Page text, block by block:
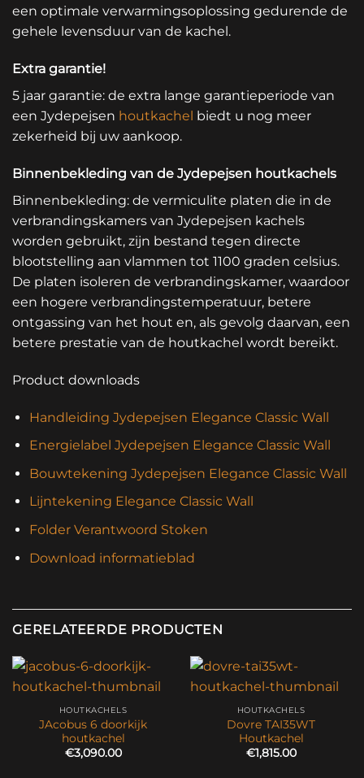
een optimale verwarmingsoplossing gedurende de
gehele levensduur van de kachel.
Extra garantie!
5 jaar garantie: de extra lange garantieperiode van
een Jydepejsen houtkachel biedt u nog meer
zekerheid bij uw aankoop.
Binnenbekleding van de Jydepejsen houtkachels
Binnenbekleding: de vermiculite platen die in de
verbrandingskamers van Jydepejsen kachels
worden gebruikt, zijn bestand tegen directe
blootstelling aan vlammen tot 1100 graden celsius.
De platen isoleren de verbrandingskamer, waardoor
een hogere verbrandingstemperatuur, betere
ontgassing van het hout en, als gevolg daarvan, een
betere prestatie van de houtkachel wordt bereikt.
Product downloads
Handleiding Jydepejsen Elegance Classic Wall
Energielabel Jydepejsen Elegance Classic Wall
Bouwtekening Jydepejsen Elegance Classic Wall
Lijntekening Elegance Classic Wall
Folder Verantwoord Stoken
Download informatieblad
GERELATEERDE PRODUCTEN
HOUTKACHELS
JAcobus 6 doorkijk
houtkachel
€3,090.00
HOUTKACHELS
Dovre TAI35WT
Houtkachel
€1,815.00